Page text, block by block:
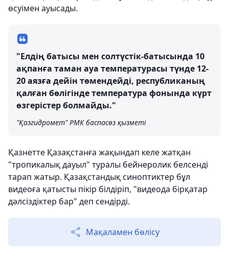
өсуімен ауысады.
"Елдің батысы мен солтүстік-батысында 10
ақпанға таман ауа температурасы түнде 12-
20 аязға дейін төмендейді, республиканың
қалған бөлігінде температура фонында күрт
өзгерістер болмайды."
"Қазгидромет" РМК баспасөз қызметі
Қазнетте Қазақстанға жақындап келе жатқан
"тропикалық дауыл" туралы бейнеролик белсенді
тарап жатыр. Қазақстандық синоптиктер бұл
видеоға қатысты пікір білдіріп, "видеода бірқатар
дәлсіздіктер бар" деп сендірді.
Мақаламен бөлісу